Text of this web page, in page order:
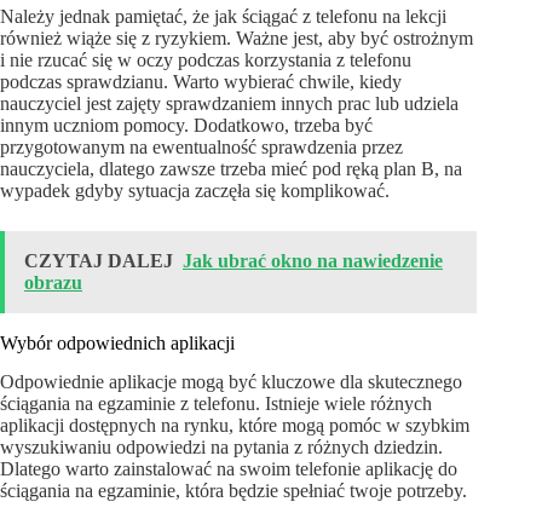
Należy jednak pamiętać, że jak ściągać z telefonu na lekcji
również wiąże się z ryzykiem. Ważne jest, aby być ostrożnym
i nie rzucać się w oczy podczas korzystania z telefonu
podczas sprawdzianu. Warto wybierać chwile, kiedy
nauczyciel jest zajęty sprawdzaniem innych prac lub udziela
innym uczniom pomocy. Dodatkowo, trzeba być
przygotowanym na ewentualność sprawdzenia przez
nauczyciela, dlatego zawsze trzeba mieć pod ręką plan B, na
wypadek gdyby sytuacja zaczęła się komplikować.
CZYTAJ DALEJ Jak ubrać okno na nawiedzenie
obrazu
Wybór odpowiednich aplikacji
Odpowiednie aplikacje mogą być kluczowe dla skutecznego
ściągania na egzaminie z telefonu. Istnieje wiele różnych
aplikacji dostępnych na rynku, które mogą pomóc w szybkim
wyszukiwaniu odpowiedzi na pytania z różnych dziedzin.
Dlatego warto zainstalować na swoim telefonie aplikację do
ściągania na egzaminie, która będzie spełniać twoje potrzeby.